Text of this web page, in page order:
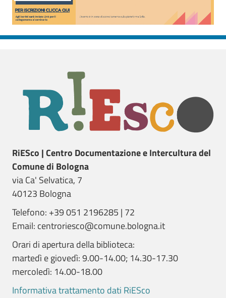
RiESco | Centro Documentazione e Intercultura del
Comune di Bologna
via Ca' Selvatica, 7
40123 Bologna
Telefono: +39 051 2196285 | 72
Email: centroriesco@comune.bologna.it
Orari di apertura della biblioteca:
martedì e giovedì: 9.00-14.00; 14.30-17.30
mercoledì: 14.00-18.00
Informativa trattamento dati RiESco